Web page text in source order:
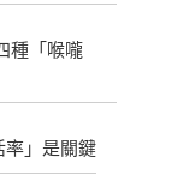
種「喉嚨
率」是關鍵